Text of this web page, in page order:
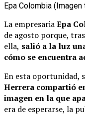
Epa Colombia
La empresariaEpa
de agosto porque,
ella, salió a la luz
cómo se encuentra
En esta oportunidad,
Herrera compartió
imagen en la que
era de esperarse, la